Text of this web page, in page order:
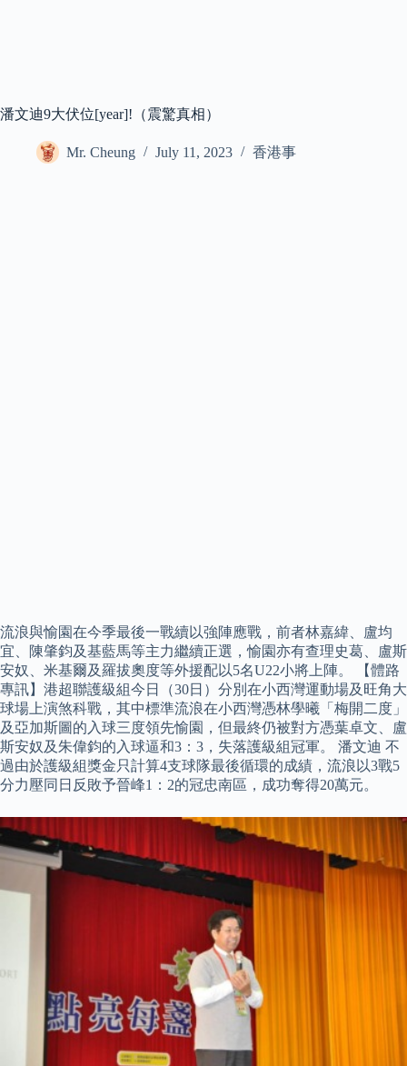
潘文迪9大伏位[year]!（震驚真相）
Mr. Cheung July 11, 2023 香港事
流浪與愉園在今季最後一戰續以強陣應戰，前者林嘉緯、盧均
宜、陳肇鈞及基藍馬等主力繼續正選，愉園亦有查理史葛、盧斯
安奴、米基爾及羅拔奧度等外援配以5名U22小將上陣。 【體路
專訊】港超聯護級組今日（30日）分別在小西灣運動場及旺角大
球場上演煞科戰，其中標準流浪在小西灣憑林學曦「梅開二度」
及亞加斯圖的入球三度領先愉園，但最終仍被對方憑葉卓文、盧
斯安奴及朱偉鈞的入球逼和3：3，失落護級組冠軍。 潘文迪 不
過由於護級組獎金只計算4支球隊最後循環的成績，流浪以3戰5
分力壓同日反敗予晉峰1：2的冠忠南區，成功奪得20萬元。